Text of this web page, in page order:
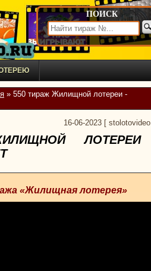
ПОИСК
» 550 тираж Жилищной лотереи -
16-06-2023
«Жилищная лотерея»